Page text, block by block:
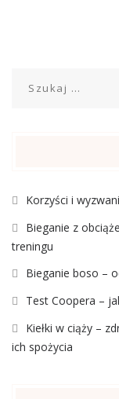
Korzyści i
Bieganie z
treningu
Bieganie boso –
Test Coopera –
Kiełki w ciąży –
ich spożycia